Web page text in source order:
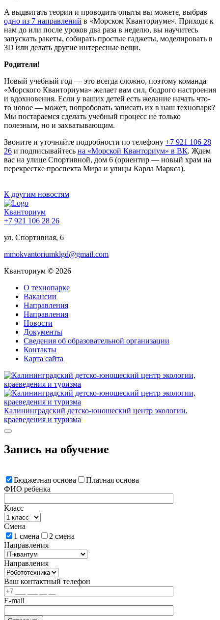
А выдвигать теории и проводить опыты вы можете, выбрав
одно из 7 направлений в «Морском Кванториуме». Приходя к
нам до или после уроков два раза в неделю, вы научитесь
запускать ракеты, собирать простые гаджеты, моделировать в
3D или делать другие интересные вещи.
Родители!
Новый учебный год — это всегда сложно, поэтому команда
«Морского Кванториума» желает вам сил, бодрого настроения
и вдохновения. Если у ваших детей есть желание начать что-
то новое — может, попробовать записать их в наш технопарк?
Мы постараемся сделать учебный процесс не только
полезным, но и захватывающим.
Звоните и уточняйте подробности по телефону +7 921 106 28
26 и подписывайтесь на «Морской Кванториум» в ВК. Ждем
вас на улице Спортивной, дом 6 (ориентир — новый храм на
перекрестке проспекта Мира и улицы Карла Маркса).
К другим новостям
Кванториум
+7 921 106 28 26
ул. Спортивная, 6
mmokvantoriumklgd@gmail.com
Кванториум © 2026
О технопарке
Вакансии
Направления
Направления
Новости
Документы
Сведения об образовательной организации
Контакты
Карта сайта
Калининградский детско-юношеский центр экологии,
краеведения и туризма
Запись на обучение
Бюджетная основа
Платная основа
ФИО ребенка
Класс
Смена
1 смена
2 смена
Направления
Направления
Ваш контактный телефон
E-mail